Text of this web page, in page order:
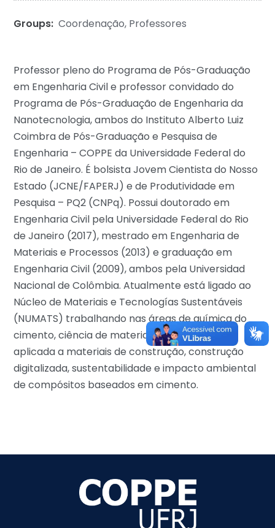
Groups: Coordenação, Professores
Professor pleno do Programa de Pós-Graduação
em Engenharia Civil e professor convidado do
Programa de Pós-Graduação de Engenharia da
Nanotecnologia, ambos do Instituto Alberto Luiz
Coimbra de Pós-Graduação e Pesquisa de
Engenharia – COPPE da Universidade Federal do
Rio de Janeiro. É bolsista Jovem Cientista do Nosso
Estado (JCNE/FAPERJ) e de Produtividade em
Pesquisa – PQ2 (CNPq). Possui doutorado em
Engenharia Civil pela Universidade Federal do Rio
de Janeiro (2017), mestrado em Engenharia de
Materiais e Processos (2013) e graduação em
Engenharia Civil (2009), ambos pela Universidad
Nacional de Colômbia. Atualmente está ligado ao
Núcleo de Materiais e Tecnologías Sustentáveis
(NUMATS) trabalhando nas áreas de química do
cimento, ciência de materiais, nanotecnologia
aplicada a materiais de construção, construção
digitalizada, sustentabilidade e impacto ambiental
de compósitos baseados em cimento.